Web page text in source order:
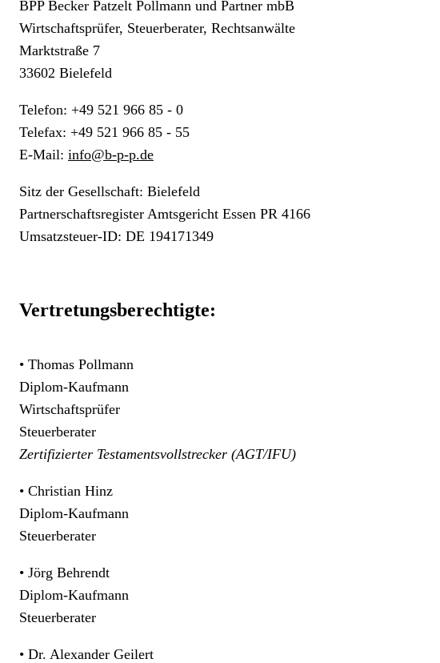
BPP Becker Patzelt Pollmann und Partner mbB
Wirtschaftsprüfer, Steuerberater, Rechtsanwälte
Marktstraße 7
33602 Bielefeld
Telefon: +49 521 966 85 - 0
Telefax: +49 521 966 85 - 55
E-Mail: info@b-p-p.de
Sitz der Gesellschaft: Bielefeld
Partnerschaftsregister Amtsgericht Essen PR 4166
Umsatzsteuer-ID: DE 194171349
Vertretungsberechtigte:
• Thomas Pollmann
Diplom-Kaufmann
Wirtschaftsprüfer
Steuerberater
Zertifizierter Testamentsvollstrecker (AGT/IFU)
• Christian Hinz
Diplom-Kaufmann
Steuerberater
• Jörg Behrendt
Diplom-Kaufmann
Steuerberater
• Dr. Alexander Geilert